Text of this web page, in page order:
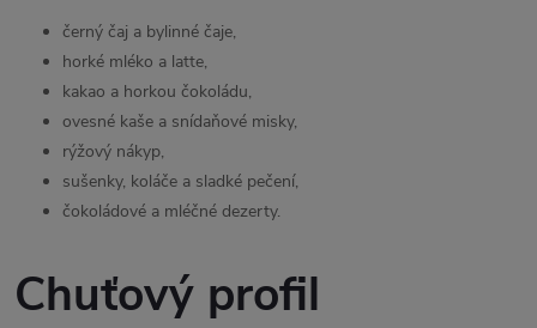
černý čaj a bylinné čaje,
horké mléko a latte,
kakao a horkou čokoládu,
ovesné kaše a snídaňové misky,
rýžový nákyp,
sušenky, koláče a sladké pečení,
čokoládové a mléčné dezerty.
Chuťový profil